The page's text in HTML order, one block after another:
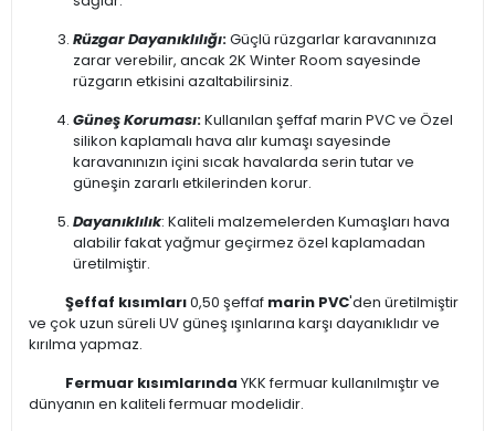
Rüzgar Dayanıklılığı:Güçlü rüzgarlar karavanınıza
zarar verebilir, ancak 2K Winter Room sayesinde
rüzgarın etkisini azaltabilirsiniz.
Güneş Koruması:Kullanılan şeffaf marin PVC ve Özel
silikon kaplamalı hava alır kumaşı sayesinde
karavanınızın içini sıcak havalarda serin tutar ve
güneşin zararlı etkilerinden korur.
Dayanıklılık: Kaliteli malzemelerden Kumaşları hava
alabilir fakat yağmur geçirmez özel kaplamadan
üretilmiştir.
Şeffaf kısımları0,50 şeffaf marin PVC'den üretilmiştir
ve çok uzun süreli UV güneş ışınlarına karşı dayanıklıdır ve
kırılma yapmaz.
Fermuar kısımlarında YKK fermuar kullanılmıştır ve
dünyanın en kaliteli fermuar modelidir.